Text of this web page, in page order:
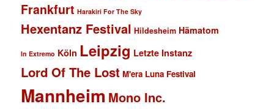
Frankfurt Harakiri For The Sky
Hexentanz Festival Hildesheim Hämatom
In Extremo Köln Leipzig Letzte Instanz
Lord Of The Lost M'era Luna Festival
Mannheim Mono Inc.